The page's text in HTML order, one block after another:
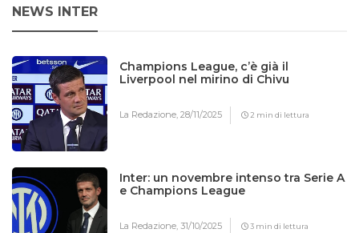
NEWS INTER
Champions League, c’è già il
Liverpool nel mirino di Chivu
La Redazione,28/11/2025 2 min di lettura
Inter: un novembre intenso tra Serie A
e Champions League
La Redazione,31/10/2025 3 min di lettura